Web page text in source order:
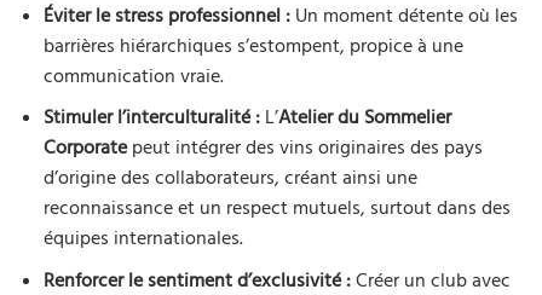
Éviter le stress professionnel :Un moment détente où les
barrières hiérarchiques s’estompent, propice à une
communication vraie.
Stimuler l’interculturalité :L’Atelier du Sommelier
Corporatepeut intégrer des vins originaires des pays
d’origine des collaborateurs, créant ainsi une
reconnaissance et un respect mutuels, surtout dans des
équipes internationales.
Renforcer le sentiment d’exclusivité :Créer un club avec